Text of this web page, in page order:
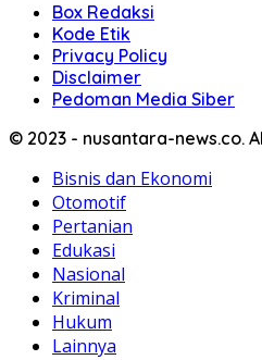
Box Redaksi
Kode Etik
Privacy Policy
Disclaimer
Pedoman Media Siber
© 2023 - nusantara-news.co.
Bisnis dan Ekonomi
Otomotif
Pertanian
Edukasi
Nasional
Kriminal
Hukum
Lainnya